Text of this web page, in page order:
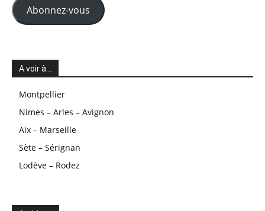
Abonnez-vous
A voir à…
Montpellier
Nimes – Arles – Avignon
Aix – Marseille
Sète – Sérignan
Lodève – Rodez